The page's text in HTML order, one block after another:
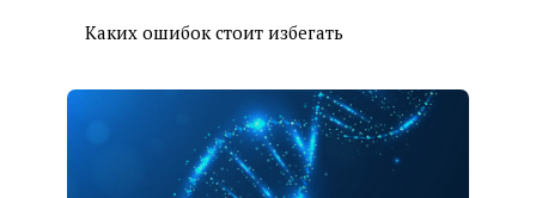
Каких ошибок стоит избегать